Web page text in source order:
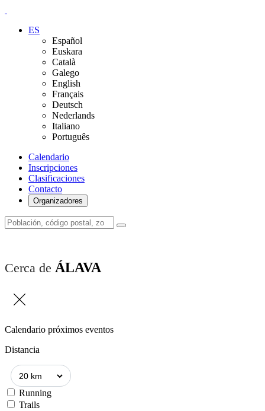
ES
Español
Euskara
Català
Galego
English
Français
Deutsch
Nederlands
Italiano
Português
Calendario
Inscripciones
Clasificaciones
Contacto
Organizadores
Cerca de ÁLAVA
Calendario próximos eventos
Distancia
Running
Trails